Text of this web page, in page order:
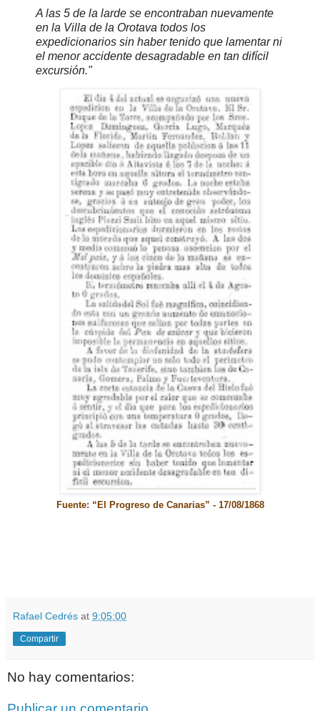
A las 5 de la larde se encontraban nuevamente
en la Villa de la Orotava todos los
expedicionarios sin haber tenido que lamentar ni
el menor accidente desagradable en tan difícil
excursión."
Fuente: “El Progreso de Canarias” - 17/08/1868
Rafael Cedrés at 9:05:00
Compartir
No hay comentarios: